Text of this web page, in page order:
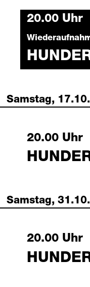
Thursday,
20.00 Uhr
Samstag,
Saturday,
20.00 Uhr
Samstag,
Saturday,
20.00 Uhr